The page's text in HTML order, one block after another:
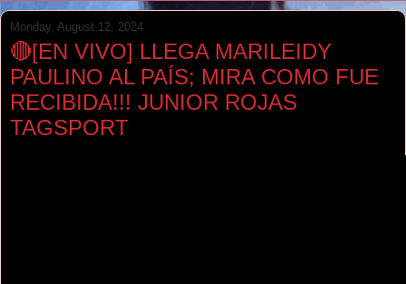
Monday, August 12, 2024
🔴[EN VIVO] LLEGA MARILEIDY
PAULINO AL PAÍS; MIRA COMO FUE
RECIBIDA!!! JUNIOR ROJAS
TAGSPORT